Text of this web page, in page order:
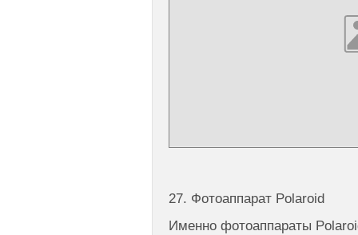
27. Фотоаппарат Polaroid
Именно фотоаппараты